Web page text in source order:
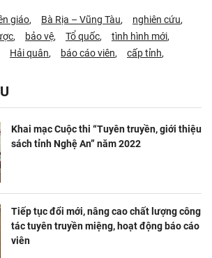
giáo Bà Rịa – Vũng Tàu
nghiên cứu
bảo vệ Tổ quốc
tình hình mới
Hải quân báo cáo viên cấp tỉnh
Khai mạc Cuộc thi “Tuyên truyền, giới thiệu
sách tỉnh Nghệ An” năm 2022
Tiếp tục đổi mới, nâng cao chất lượng công
tác tuyên truyền miệng, hoạt động báo cáo
viên